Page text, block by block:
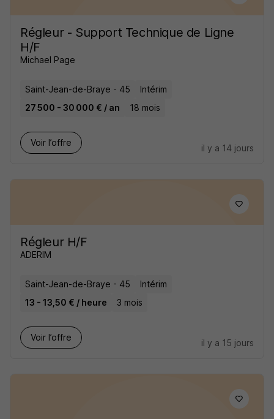
Régleur - Support Technique de Ligne
H/F
Michael Page
Saint-Jean-de-Braye - 45
Intérim
27 500 - 30 000 € / an
18 mois
Voir l’offre
il y a 14 jours
Régleur H/F
ADERIM
Saint-Jean-de-Braye - 45
Intérim
13 - 13,50 € / heure
3 mois
Voir l’offre
il y a 15 jours